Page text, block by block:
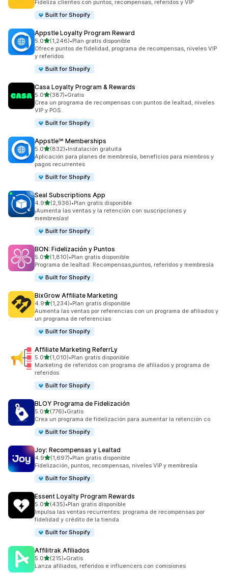
Fideliza clientes con puntos, recompensas, referidos y VIP
Built for Shopify
Appstle Loyalty Program Reward
5.0de 5 estrellas
(1,246)
1246 reseñas en total
•Plan gratis disponible
Ofrece puntos de fidelidad, programa de recompensas, niveles VIP
y referidos
Built for Shopify
Casa Loyalty Program & Rewards
5.0de 5 estrellas
(387)
387 reseñas en total
•Gratis
Crea un programa de recompensas con puntos de lealtad, niveles
VIP y POS.
Built for Shopify
Appstle℠ Memberships
5.0de 5 estrellas
(832)
832 reseñas en total
•Instalación gratuita
Aplicación para planes de membresía, beneficios para miembros y
pagos recurrentes
Built for Shopify
Seal Subscriptions App
4.9de 5 estrellas
(2,936)
2936 reseñas en total
•Plan gratis disponible
¡Aumenta las ventas y la retención con suscripciones y
membresías!
Built for Shopify
BON: Fidelización y Puntos
5.0de 5 estrellas
(1,810)
1810 reseñas en total
•Plan gratis disponible
Programa de lealtad: Recompensas,puntos, referidos y membresía
Built for Shopify
BixGrow Affiliate Marketing
4.9de 5 estrellas
(1,234)
1234 reseñas en total
•Plan gratis disponible
Aumenta las ventas por referencias con un programa de afiliados y
un programa de referencias
Built for Shopify
Affiliate Marketing ReferrLy
5.0de 5 estrellas
(1,010)
1010 reseñas en total
•Plan gratis disponible
Marketing de referidos con programa de afiliados y programa de
referidos
Built for Shopify
BLOY Programa de Fidelización
5.0de 5 estrellas
(776)
776 reseñas en total
•Gratis
Crea un programa de fidelización para aumentar la retención co
Built for Shopify
Joy: Recompensas y Lealtad
4.9de 5 estrellas
(1,697)
1697 reseñas en total
•Plan gratis disponible
Fidelización, puntos, recompensas, niveles VIP y membresía
Built for Shopify
Essent Loyalty Program Rewards
5.0de 5 estrellas
(435)
435 reseñas en total
•Plan gratis disponible
Impulsa las ventas recurrentes: programa de recompensas por
fidelidad y crédito de la tienda
Built for Shopify
Affilitrak Afiliados
5.0de 5 estrellas
(215)
215 reseñas en total
•Gratis
Lanza afiliados, referidos e influencers con comisiones